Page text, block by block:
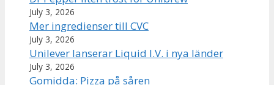
July 3, 2026
Mer ingredienser till CVC
July 3, 2026
Unilever lanserar Liquid I.V. i nya länder
July 3, 2026
Gomidda: Pizza på såren